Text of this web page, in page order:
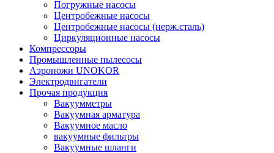
Погружные насосы
Центробежные насосы
Центробежные насосы (нерж.сталь)
Циркуляционные насосы
Компрессоры
Промышленные пылесосы
Аэроножи UNOKOR
Электродвигатели
Прочая продукция
Вакуумметры
Вакуумная арматура
Вакуумное масло
вакуумные фильтры
Вакуумные шланги